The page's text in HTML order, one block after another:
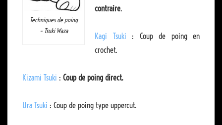
Techniques de poing
– Tsuki Waza
contraire.
Kagi Tsuki : Coup de poing en
crochet.
Kizami Tsuki : Coup de poing direct.
Ura Tsuki : Coup de poing type uppercut.